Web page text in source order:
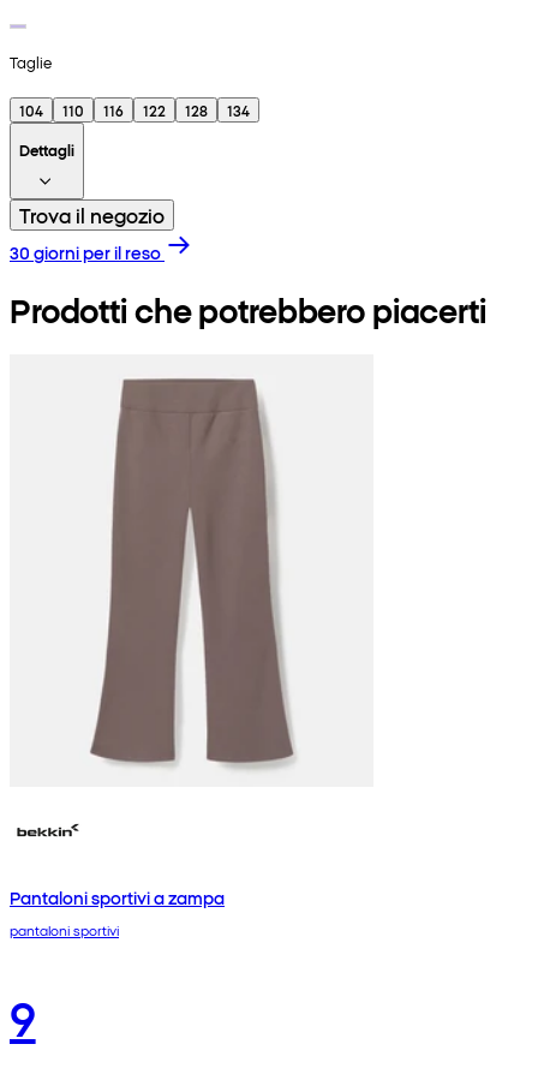
Taglie
104 110 116 122 128
134
Dettagli
Trova il negozio
30 giorni per il reso
Prodotti che potrebbero piacerti
Pantaloni sportivi a zampa
pantaloni sportivi
9